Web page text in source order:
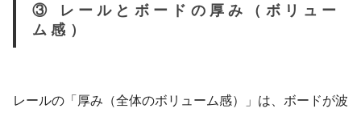
③ レールとボードの厚み（ボリュー
ム感）
レールの「厚み（全体のボリューム感）」は、ボードが波